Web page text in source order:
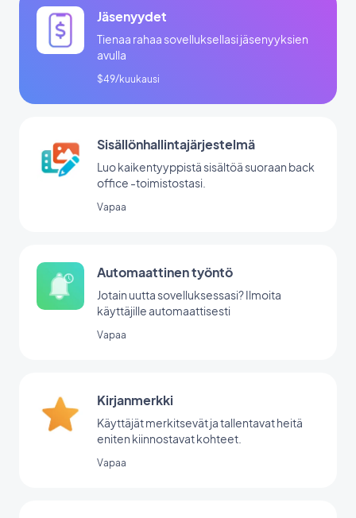
Jäsenyydet
Tienaa rahaa sovelluksellasi jäsenyyksien
avulla
$49/kuukausi
Sisällönhallintajärjestelmä
Luo kaikentyyppistä sisältöä suoraan back
office -toimistostasi.
Vapaa
Automaattinen työntö
Jotain uutta sovelluksessasi? Ilmoita
käyttäjille automaattisesti
Vapaa
Kirjanmerkki
Käyttäjät merkitsevät ja tallentavat heitä
eniten kiinnostavat kohteet.
Vapaa